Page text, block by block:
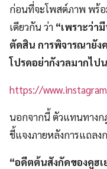
ก่อนที่จะโพสต์ภาพ พร้อ
เดียวกัน ว่า “เพราะว่า
ตัดสิน การพิจารณายัง
โปรดอย่ากังวลมากไ
https://
นอกจากนี้ ตัวแทนทางก
ชี้แจงภายหลังการแถลง
“อดีตต้นสังกัดของคูฮเ